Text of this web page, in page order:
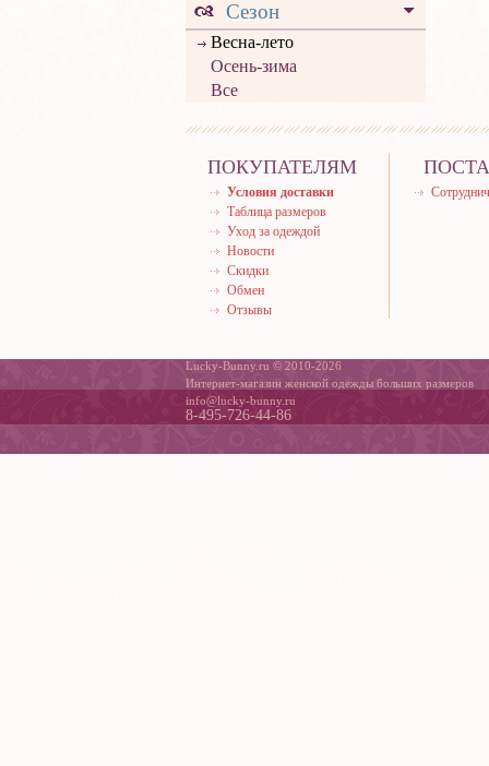
Сезон
Весна-лето
Осень-зима
Все
ПОКУПАТЕЛЯМ
Условия доставки
Таблица размеров
Уход за одеждой
Новости
Скидки
Обмен
Отзывы
Lucky-Bunny.ru © 2010-2026
Интернет-магазин женской одежды больших размеров
info@lucky-bunny.ru
8-495-726-44-86